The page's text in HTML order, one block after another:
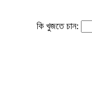
কি খুজতে চান: